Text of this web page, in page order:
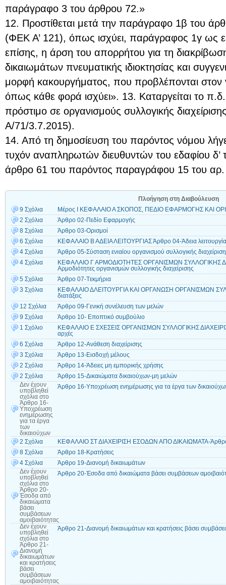
παράγραφο 3 του άρθρου 72.»
12. Προστίθεται μετά την παράγραφο 1β του
(ΦΕΚ Α’ 121), όπως ισχύει, παράγραφος 1γ ως
επίσης, η άρση του απορρήτου για τη
δικαιωμάτων πνευματικής ιδιοκτησίας και
μορφή κακουργήματος, που προβλέπονται
όπως κάθε φορά ισχύει». 13. Καταργείται το π.δ.
πρόστιμο σε οργανισμούς συλλογικής
Α/71/3.7.2015).
14. Από τη δημοσίευση του παρόντος νόμου
τυχόν αναπληρωτών διευθυντών του εδαφίου δ’
άρθρο 61 του παρόντος παραγράφου 15 του
Πλοήγηση στη Διαβούλευση
9 Σχόλια
Μέρος Ι ΚΕΦΑΛΑΙΟ Α ΣΚΟΠΟΣ, ΠΕΔΙΟ ΕΦΑΡΜΟΓΗΣ ΚΑΙ
2 Σχόλια
Άρθρο 02-Πεδίο Εφαρμογής
8 Σχόλια
Άρθρο 03-Ορισμοί
6 Σχόλια
ΚΕΦΑΛΑΙΟ Β ΑΔΕΙΑ ΛΕΙΤΟΥΡΓΙΑΣ Άρθρο 04-Άδεια
4 Σχόλια
Άρθρο 05-Σύσταση ενιαίου οργανισμού συλλογικής
4 Σχόλια
ΚΕΦΑΛΑΙΟ Γ ΑΡΜΟΔΙΟΤΗΤΕΣ ΟΡΓΑΝΙΣΜΩΝ ΣΥΛΛΟΓΙΚΗΣ
Αρμοδιότητες οργανισμών συλλογικής διαχείρισης
5 Σχόλια
Άρθρο 07-Tεκμήρια
3 Σχόλια
ΚΕΦΑΛΑΙΟ ΔΛΕΙΤΟΥΡΓΙΑ ΚΑΙ ΟΡΓΑΝΩΣΗ ΟΡΓΑΝΙΣΜΩΝ
διατάξεις
12 Σχόλια
Άρθρο 09-Γενική συνέλευση των μελών
9 Σχόλια
Άρθρο 10- Εποπτικό συμβούλιο
1 Σχόλιο
ΚΕΦΑΛΑΙΟ Ε ΣΧΕΣΕΙΣ ΟΡΓΑΝΙΣΜΩΝ ΣΥΛΛΟΓΙΚΗΣ
αρχές
6 Σχόλια
Άρθρο 12-Ανάθεση διαχείρισης
3 Σχόλια
Άρθρο 13-Εισδοχή μέλους
2 Σχόλια
Άρθρο 14-Άδειες μη εμπορικής χρήσης
2 Σχόλια
Άρθρο 15-Δικαιώματα δικαιούχων-μη μελών
Δεν έχουν
υποβληθεί
σχόλια στο
Άρθρο 16-
Υποχρέωση
ενημέρωσης
για τα έργα
των
δικαιούχων
Άρθρο 16-Υποχρέωση ενημέρωσης για τα έργα των
2 Σχόλια
ΚΕΦΑΛΑΙΟ ΣΤ ΔΙΑΧΕΙΡΙΣΗ ΕΣΟΔΩΝ ΑΠΟ ΔΙΚΑΙΩΜΑΤΑ-
8 Σχόλια
Άρθρο 18-Κρατήσεις
4 Σχόλια
Άρθρο 19-Διανομή δικαιωμάτων
Δεν έχουν
υποβληθεί
σχόλια στο
Άρθρο 20-
Έσοδα από
δικαιώματα
βάσει
συμβάσεων
αμοιβαιότητας
Άρθρο 20-Έσοδα από δικαιώματα βάσει συμβάσεων
Δεν έχουν
υποβληθεί
σχόλια στο
Άρθρο 21-
Διανομή
δικαιωμάτων
και κρατήσεις
βάσει
συμβάσεων
αμοιβαιότητας
Άρθρο 21-Διανομή δικαιωμάτων και κρατήσεις βάσει